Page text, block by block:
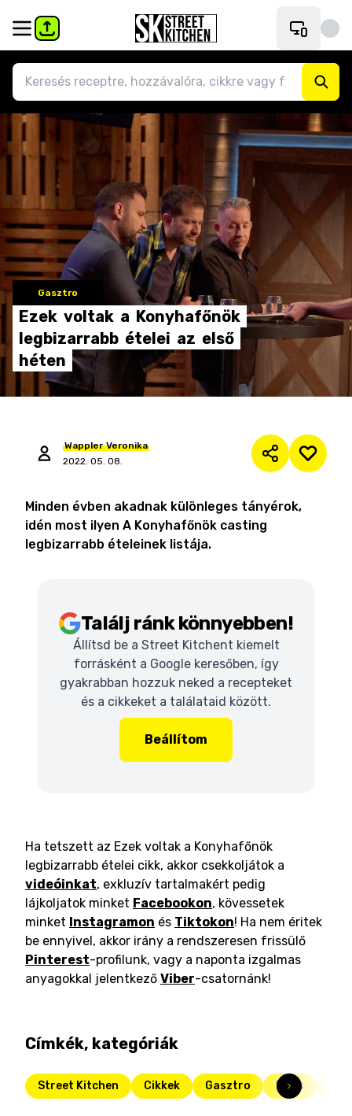
Gasztro
Ezek voltak a Konyhafőnök
legbizarrabb ételei az első
héten
Wappler Veronika
2022. 05. 08.
Minden évben akadnak különleges tányérok,
idén most ilyen A Konyhafőnök casting
legbizarrabb ételeinek listája.
Találj ránk könnyebben!
Állítsd be a Street Kitchent kiemelt
forrásként a Google keresőben, így
gyakrabban hozzuk neked a recepteket
és a cikkeket a találataid között.
Beállítom
Ha tetszett az Ezek voltak a Konyhafőnök
legbizarrabb ételei cikk, akkor csekkoljátok a
videóinkat, exkluzív tartalmakért pedig
lájkoljatok minket Facebookon, kövessetek
minket Instagramon és Tiktokon! Ha nem éritek
be ennyivel, akkor irány a rendszeresen frissülő
Pinterest-profilunk, vagy a naponta izgalmas
anyagokkal jelentkező Viber-csatornánk!
Címkék, kategóriák
Street Kitchen Cikkek Gasztro Friss